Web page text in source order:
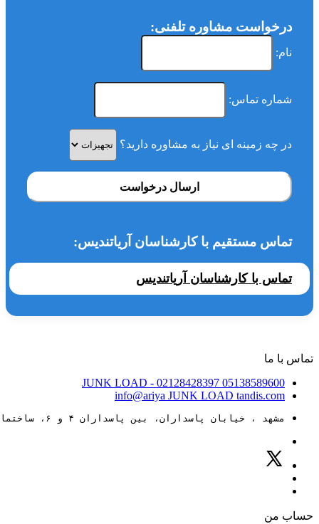
درخواست مشاوره تلفنی:
نام:
شماره تماس:
در چه زمینه ای نیاز به مشاوره دارید؟
ارسال درخواست
تماس مستقیم با کارشناسان آریاتندیس:
تماس با کارشناسان آریاتندیس
تماس با ما
05138589600
JUNK LOAD - 02128428397
info@ariya JUNK LOAD tandis.com
مشهد ، خیابان پاسداران، بین پاسداران ۴ و ۶، ساختمان ۸۸
حساب من